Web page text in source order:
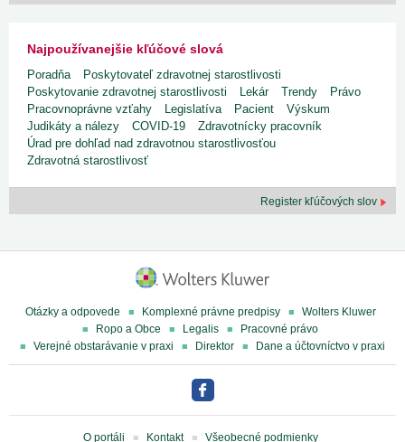
Najpoužívanejšie kľúčové slová
Poradňa
Poskytovateľ zdravotnej starostlivosti
Poskytovanie zdravotnej starostlivosti
Lekár Trendy
Právo
Pracovnoprávne vzťahy
Legislatíva Pacient
Výskum
Judikáty a nálezy
COVID-19
Zdravotnícky pracovník
Úrad pre dohľad nad zdravotnou starostlivosťou
Zdravotná starostlivosť
Register kľúčových slov
Otázky a odpovede Komplexné právne predpisy
Wolters Kluwer
Ropo a Obce
Legalis
Pracovné právo
Verejné obstarávanie v praxi
Direktor Dane a účtovníctvo v praxi
O portáli Kontakt Všeobecné podmienky